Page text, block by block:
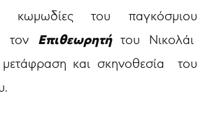
κωμωδίες του παγκόσμιου
τον Επιθεωρητήτου Νικολάι
και σκηνοθεσία του